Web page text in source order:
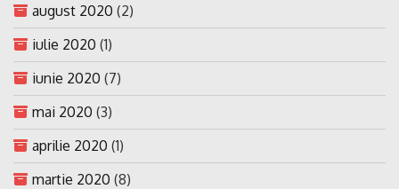
august 2020 (2)
iulie 2020 (1)
iunie 2020 (7)
mai 2020 (3)
aprilie 2020 (1)
martie 2020 (8)